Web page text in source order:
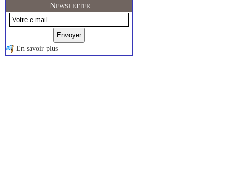
Newsletter
En savoir plus